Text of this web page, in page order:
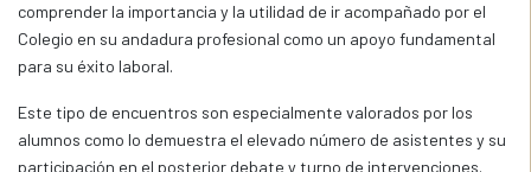
comprender la importancia y la utilidad de ir acompañado por el
Colegio en su andadura profesional como un apoyo fundamental
para su éxito laboral.
Este tipo de encuentros son especialmente valorados por los
alumnos como lo demuestra el elevado número de asistentes y su
participación en el posterior debate y turno de intervenciones.